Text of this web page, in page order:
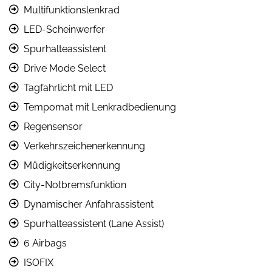
Multifunktionslenkrad
LED-Scheinwerfer
Spurhalteassistent
Drive Mode Select
Tagfahrlicht mit LED
Tempomat mit Lenkradbedienung
Regensensor
Verkehrszeichenerkennung
Müdigkeitserkennung
City-Notbremsfunktion
Dynamischer Anfahrassistent
Spurhalteassistent (Lane Assist)
6 Airbags
ISOFIX